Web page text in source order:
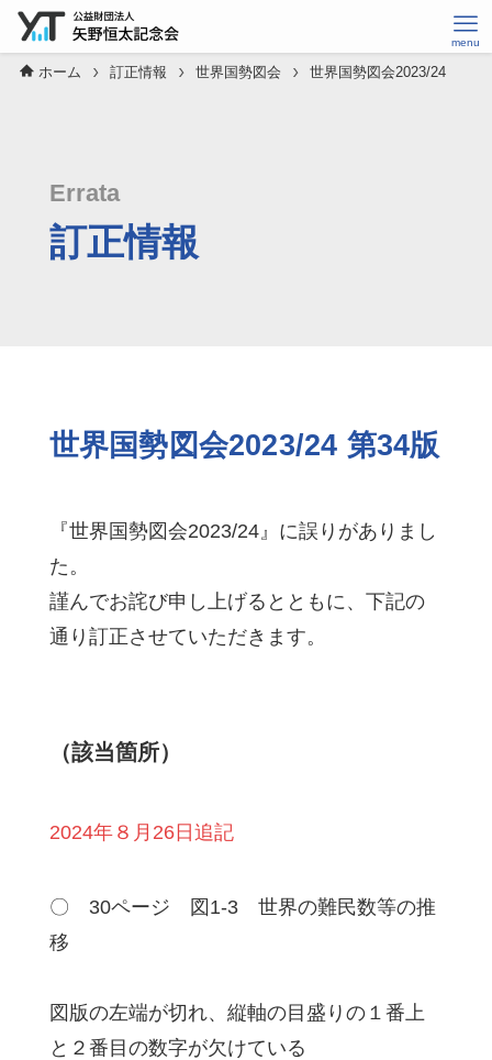
ホーム 訂正情報 世界国勢図会 世界国勢図会2023/24
Errata
訂正情報
世界国勢図会2023/24 第34版
『世界国勢図会2023/24』に誤りがありまし
た。
謹んでお詫び申し上げるとともに、下記の
通り訂正させていただきます。
（該当箇所）
2024年８月26日追記
〇 30ページ 図1-3 世界の難民数等の推
移
図版の左端が切れ、縦軸の目盛りの１番上
と２番目の数字が欠けている